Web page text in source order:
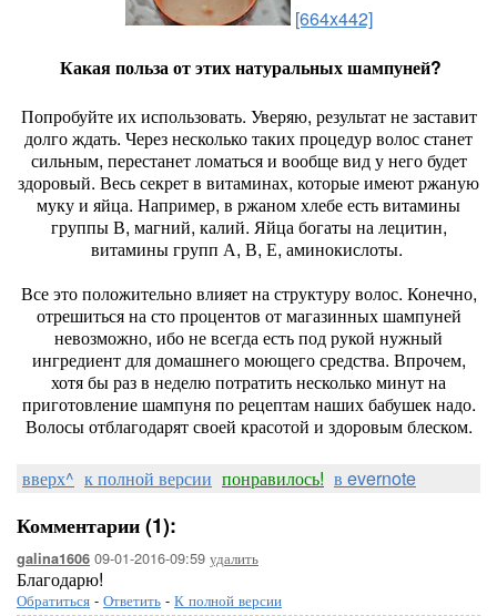
[664x442]
Какая польза от этих натуральных шампуней?
Попробуйте их использовать. Уверяю, результат не заставит
долго ждать. Через несколько таких процедур волос станет
сильным, перестанет ломаться и вообще вид у него будет
здоровый. Весь секрет в витаминах, которые имеют ржаную
муку и яйца. Например, в ржаном хлебе есть витамины
группы В, магний, калий. Яйца богаты на лецитин,
витамины групп А, В, Е, аминокислоты.
Все это положительно влияет на структуру волос. Конечно,
отрешиться на сто процентов от магазинных шампуней
невозможно, ибо не всегда есть под рукой нужный
ингредиент для домашнего моющего средства. Впрочем,
хотя бы раз в неделю потратить несколько минут на
приготовление шампуня по рецептам наших бабушек надо.
Волосы отблагодарят своей красотой и здоровым блеском.
вверх^ к полной версии понравилось! в evernote
Комментарии (1):
galina1606 09-01-2016-09:59 удалить
Благодарю!
Обратиться - Ответить - К полной версии